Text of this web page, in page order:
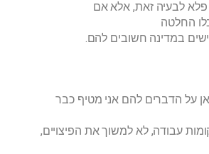
פלא לבעיה זאת, אלא אם
החלטה
במדינה חשובים להם.
על הדברים להם אני מטיף כבר
עבודה, לא למשוך את הפיצויים,